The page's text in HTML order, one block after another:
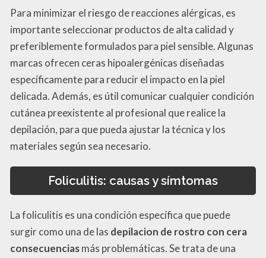
Para minimizar el riesgo de reacciones alérgicas, es
importante seleccionar productos de alta calidad y
preferiblemente formulados para piel sensible. Algunas
marcas ofrecen ceras hipoalergénicas diseñadas
específicamente para reducir el impacto en la piel
delicada. Además, es útil comunicar cualquier condición
cutánea preexistente al profesional que realice la
depilación, para que pueda ajustar la técnica y los
materiales según sea necesario.
Foliculitis: causas y símtomas
La foliculitis es una condición específica que puede
surgir como una de las depilacion de rostro con cera
consecuenciasmás problemáticas. Se trata de una